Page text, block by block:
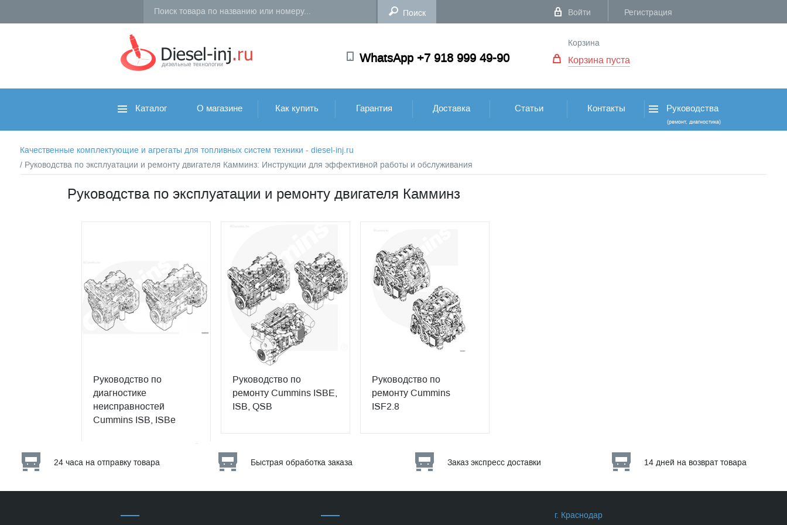
Войти Регистрация
WhatsApp +7 918 999 49-90
Корзина
Корзина пуста
Каталог О магазине Как купить Гарантия Доставка Статьи Контакты Руководства
(ремонт, диагностика)
Качественные комплектующие и агрегаты для топливных систем техники - diesel-inj.ru
/ Руководства по эксплуатации и ремонту двигателя Камминз: Инструкции для эффективной работы и обслуживания
Руководства по эксплуатации и ремонту двигателя Камминз
Руководство по
диагностике
неисправностей
Cummins ISB, ISBe
Руководство по
ремонту Cummins ISBE,
ISB, QSB
Руководство по
ремонту Cummins
ISF2.8
24 часа на отправку товара Быстрая обработка заказа Заказ экспресс доставки 14 дней на возврат товара
г. Краснодар